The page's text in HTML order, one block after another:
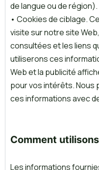
de langue ou de région).
• Cookies de ciblage.
visite sur notre site
consultées et les liens
utiliserons ces
Web et la publicité
pour vos intérêts.
ces informations avec
Comment
Les informations